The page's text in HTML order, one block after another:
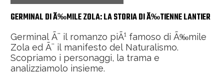
GERMINAL DI Ã‰MILE ZOLA: LA STORIA DI Ã‰TIENNE LANTIER
Germinal Ã¨ il romanzo piÃ¹ famoso di Ã‰mile
Zola ed Ã¨ il manifesto del Naturalismo.
Scopriamo i personaggi, la trama e
analizziamolo insieme.